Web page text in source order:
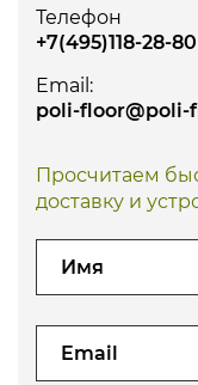
Телефон
+7(495)118-28-80
Email:
poli-floor@poli-
Просчитаем
доставку и